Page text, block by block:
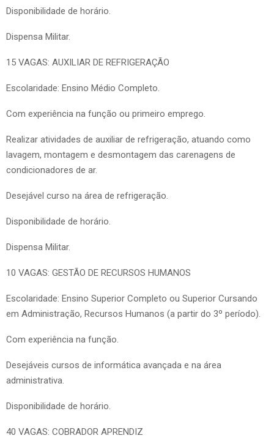
Disponibilidade de horário.
Dispensa Militar.
15 VAGAS: AUXILIAR DE REFRIGERAÇÃO
Escolaridade: Ensino Médio Completo.
Com experiência na função ou primeiro emprego.
Realizar atividades de auxiliar de refrigeração, atuando como
lavagem, montagem e desmontagem das carenagens de
condicionadores de ar.
Desejável curso na área de refrigeração.
Disponibilidade de horário.
Dispensa Militar.
10 VAGAS: GESTÃO DE RECURSOS HUMANOS
Escolaridade: Ensino Superior Completo ou Superior Cursando
em Administração, Recursos Humanos (a partir do 3º período).
Com experiência na função.
Desejáveis cursos de informática avançada e na área
administrativa.
Disponibilidade de horário.
40 VAGAS: COBRADOR APRENDIZ